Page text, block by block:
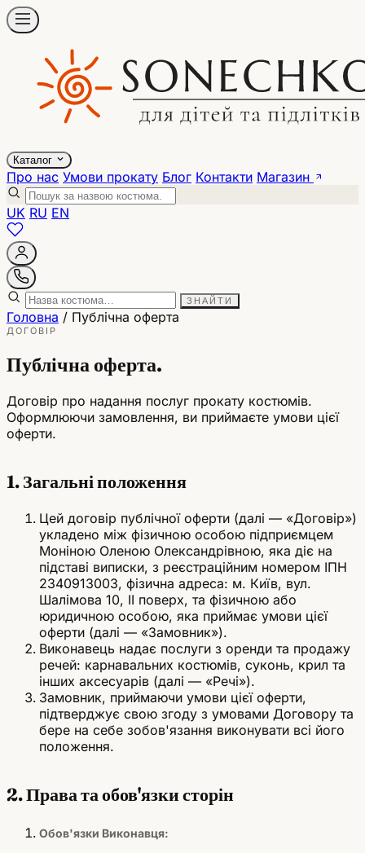
Каталог
Про нас Умови прокату Блог Контакти Магазин
UK RU EN
ЗНАЙТИ
Головна / Публічна оферта
ДОГОВІР
Публічна оферта.
Договір про надання послуг прокату костюмів.
Оформлюючи замовлення, ви приймаєте умови цієї
оферти.
1. Загальні положення
Цей договір публічної оферти (далі — «Договір»)
укладено між фізичною особою підприємцем
Моніною Оленою Олександрівною, яка діє на
підставі виписки, з реєстраційним номером ІПН
2340913003, фізична адреса: м. Київ, вул.
Шалімова 10, ІІ поверх, та фізичною або
юридичною особою, яка приймає умови цієї
оферти (далі — «Замовник»).
Виконавець надає послуги з оренди та продажу
речей: карнавальних костюмів, суконь, крил та
інших аксесуарів (далі — «Речі»).
Замовник, приймаючи умови цієї оферти,
підтверджує свою згоду з умовами Договору та
бере на себе зобов'язання виконувати всі його
положення.
2. Права та обов'язки сторін
Обов'язки Виконавця: